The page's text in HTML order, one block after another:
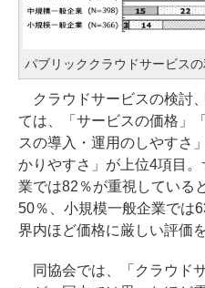
パブリッククラウドサービス
クラウドサービスの検討
ては、「サービスの価格」
スの導入・運用のしやすさ
かりやすさ」が上位4項目
業では82％が重視している
50％、小規模一般企業では
界内ほど価格に厳しい評価
同協会では、「クラウド